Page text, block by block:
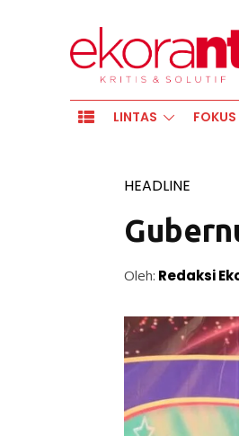
LINTAS FOKUS
HEADLINE
Oleh: Redaksi